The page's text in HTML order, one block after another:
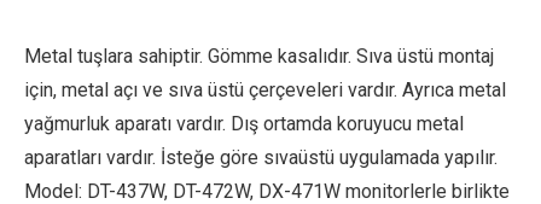
Metal tuşlara sahiptir. Gömme kasalıdır. Sıva üstü montaj
için, metal açı ve sıva üstü çerçeveleri vardır. Ayrıca metal
yağmurluk aparatı vardır. Dış ortamda koruyucu metal
aparatları vardır. İsteğe göre sıvaüstü uygulamada yapılır.
Model: DT-437W, DT-472W, DX-471W monitorlerle birlikte